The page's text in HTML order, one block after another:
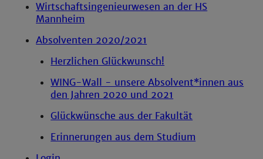
Wirtschaftsingenieurwesen an der HS
Mannheim
Absolventen 2020/2021
Herzlichen Glückwunsch!
WING-Wall - unsere Absolvent*innen aus
den Jahren 2020 und 2021
Glückwünsche aus der Fakultät
Erinnerungen aus dem Studium